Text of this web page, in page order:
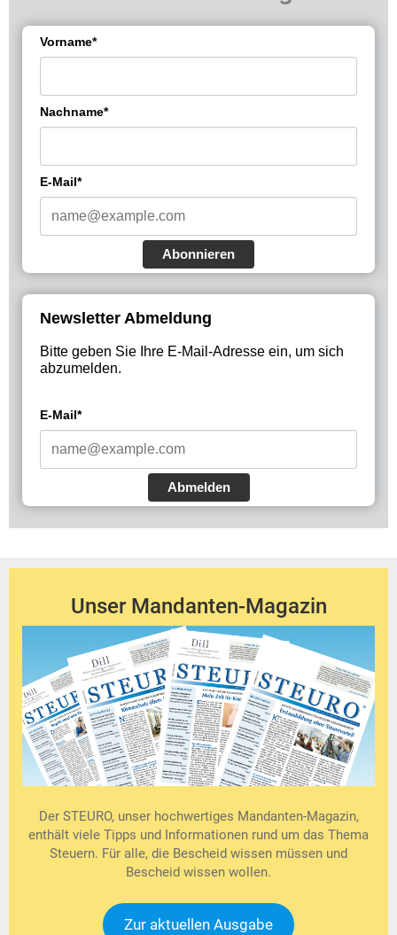
Vorname*
Nachname*
E-Mail*
Abonnieren
Newsletter Abmeldung
Bitte geben Sie Ihre E-Mail-Adresse ein, um sich
abzumelden.
E-Mail*
Abmelden
Unser Mandanten-Magazin
Der STEURO, unser hochwertiges Mandanten-Magazin,
enthält viele Tipps und Informationen rund um das Thema
Steuern. Für alle, die Bescheid wissen müssen und
Bescheid wissen wollen.
Zur aktuellen Ausgabe